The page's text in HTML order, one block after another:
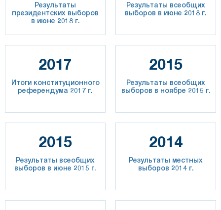
Результаты
президентских выборов
в июне 2018 г.
Результаты всеобщих
выборов в июне 2018 г.
2017
Итоги конституционного
референдума 2017 г.
2015
Результаты всеобщих
выборов в ноябре 2015 г.
2015
Результаты всеобщих
выборов в июне 2015 г.
2014
Результаты местных
выборов 2014 г.